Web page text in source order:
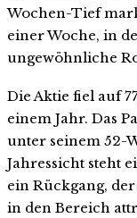
Wochen-Tief
einer Woche, in
ungewöhnliche
Die Aktie fiel auf
einem Jahr. Das
unter seinem 52-
Jahressicht steht
ein Rückgang,
in den Bereich